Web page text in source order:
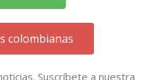
colombianas
Suscríbete a nuestra